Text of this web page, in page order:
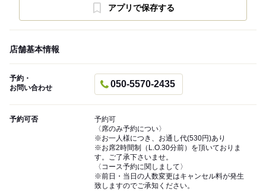
アプリで保存する
店舗基本情報
予約・
お問い合わせ
050-5570-2435
予約可否
予約可
〈席のみ予約につい〉
※お一人様につき、お通し代(530円)あり
※お席2時間制（L.O.30分前）を頂いておりま
す。ご了承下さいませ。
〈コース予約に関しまして〉
※前日・当日の人数変更はキャンセル料が発生
致しますのでご承知ください。